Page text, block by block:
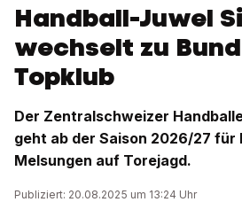
Handball-Juwel
wechselt zu
Topklub
Der Zentralschweizer
geht ab der Saison 2026/27 für
Melsungen auf Torejagd.
Publiziert: 20.08.2025 um 13:24 Uhr